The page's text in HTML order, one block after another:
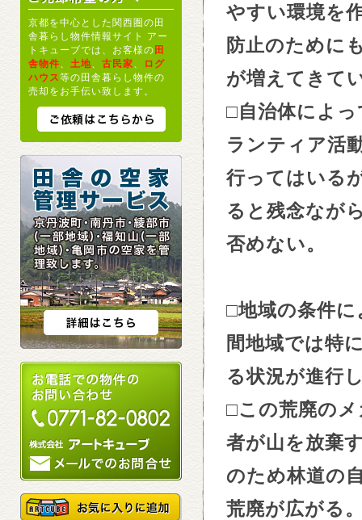
やすい環境を
防止のために
が増えてきて
□自治体によ
ランティア活
行ってはいる
ると残念なが
否めない。
□地域の条件
間地域では特
る状況が進行
□この荒廃の
者が山を放棄
のため林道の
荒廃が広がる
京都を中心とした関西圏の田
舎暮らし物件情報サイト アー
トキューブでは、お客様の田
舎物件
土地 古民家
ログ
ハウス等の田舎暮らし物件の
売却をお手伝い致します。